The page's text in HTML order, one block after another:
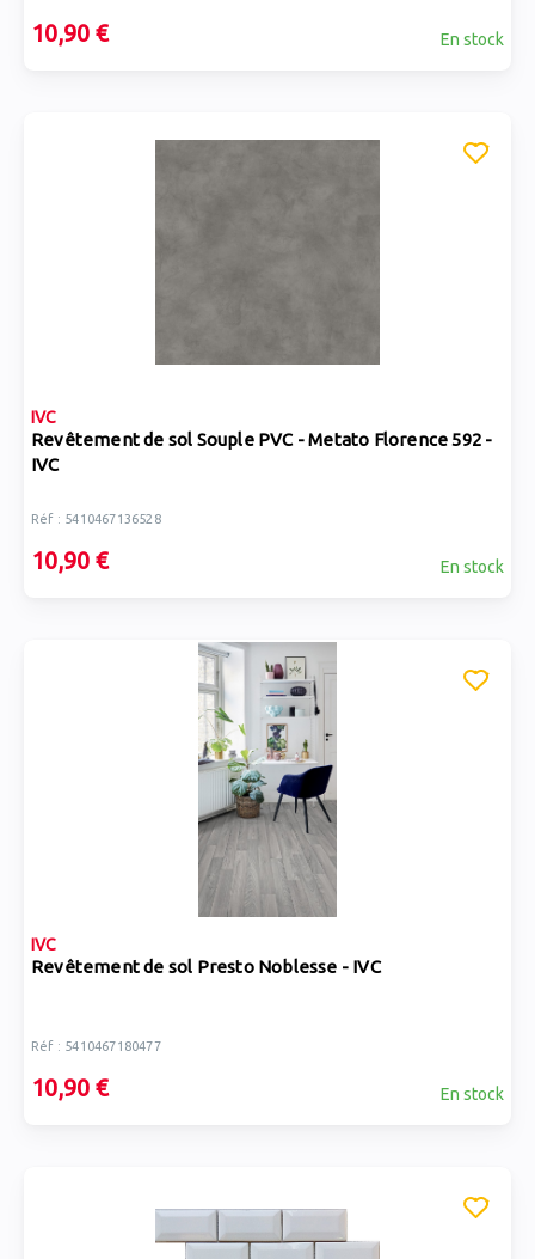
10,90 € En stock
IVC
Revêtement de sol Souple PVC - Metato Florence 592 -
IVC
Réf : 5410467136528
10,90 € En stock
IVC
Revêtement de sol Presto Noblesse - IVC
Réf : 5410467180477
10,90 € En stock